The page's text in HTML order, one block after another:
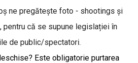
ne pregătește foto - shootings și
pentru că se supune legislației în
de public/spectatori.
Este obligatorie purtarea